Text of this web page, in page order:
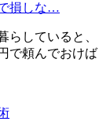
損しな…
らしていると、
で頼んでおけば